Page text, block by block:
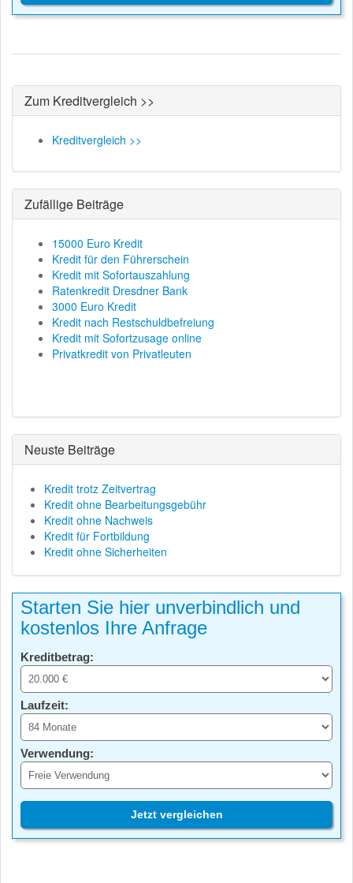
Zum Kreditvergleich >>
Kreditvergleich >>
Zufällige Beiträge
15000 Euro Kredit
Kredit für den Führerschein
Kredit mit Sofortauszahlung
Ratenkredit Dresdner Bank
3000 Euro Kredit
Kredit nach Restschuldbefreiung
Kredit mit Sofortzusage online
Privatkredit von Privatleuten
Neuste Beiträge
Kredit trotz Zeitvertrag
Kredit ohne Bearbeitungsgebühr
Kredit ohne Nachweis
Kredit für Fortbildung
Kredit ohne Sicherheiten
Starten Sie hier unverbindlich und
kostenlos Ihre Anfrage
Kreditbetrag:
Laufzeit:
Verwendung:
Jetzt vergleichen